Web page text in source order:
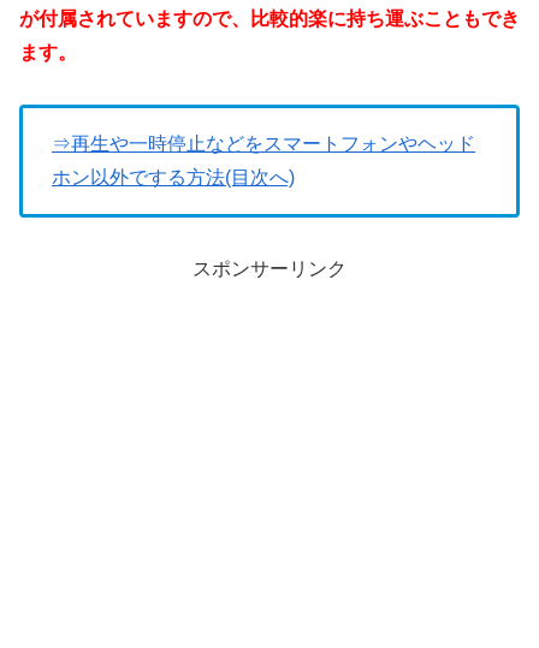
が付属されていますので、比較的楽に持ち運ぶこともでき
ます。
⇒再生や一時停止などをスマートフォンやヘッド
ホン以外でする方法(目次へ)
スポンサーリンク